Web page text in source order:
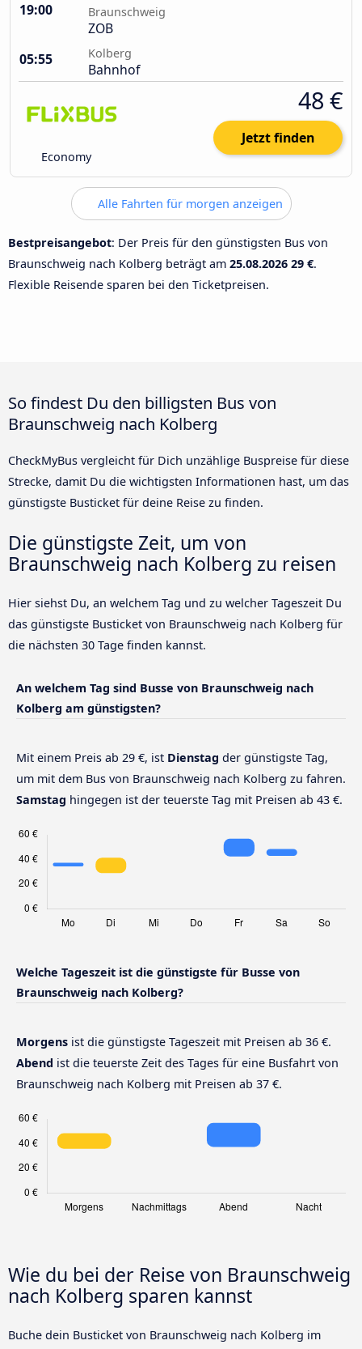
19:00 Braunschweig
ZOB
05:55
Kolberg
Bahnhof
Economy
48 €
Jetzt finden
Alle Fahrten für morgen anzeigen
Bestpreisangebot: Der Preis für den günstigsten Bus von
Braunschweig nach Kolberg beträgt am 25.08.2026 29 €.
Flexible Reisende sparen bei den Ticketpreisen.
So findest Du den billigsten Bus von
Braunschweig nach Kolberg
CheckMyBus vergleicht für Dich unzählige Buspreise für diese
Strecke, damit Du die wichtigsten Informationen hast, um das
günstigste Busticket für deine Reise zu finden.
Die günstigste Zeit, um von
Braunschweig nach Kolberg zu reisen
Hier siehst Du, an welchem Tag und zu welcher Tageszeit Du
das günstigste Busticket von Braunschweig nach Kolberg für
die nächsten 30 Tage finden kannst.
An welchem Tag sind Busse von Braunschweig nach
Kolberg am günstigsten?
Mit einem Preis ab 29 €, ist Dienstag der günstigste Tag,
um mit dem Bus von Braunschweig nach Kolberg zu fahren.
Samstag hingegen ist der teuerste Tag mit Preisen ab 43 €.
Welche Tageszeit ist die günstigste für Busse von
Braunschweig nach Kolberg?
Morgens ist die günstigste Tageszeit mit Preisen ab 36 €.
Abend ist die teuerste Zeit des Tages für eine Busfahrt von
Braunschweig nach Kolberg mit Preisen ab 37 €.
Wie du bei der Reise von Braunschweig
nach Kolberg sparen kannst
Buche dein Busticket von Braunschweig nach Kolberg im